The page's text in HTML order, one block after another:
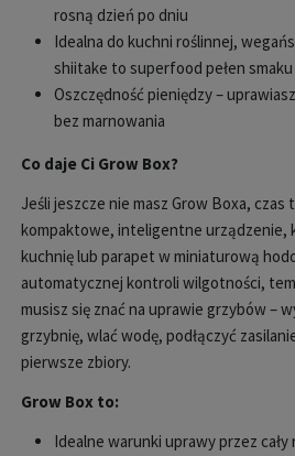
rosną dzień po dniu
Idealna do kuchni roślinnej,
shiitake to superfood pełen
Oszczędność pieniędzy –
bez marnowania
Co daje Ci Grow Box?
Jeśli jeszcze nie masz Grow Boxa, czas
kompaktowe, inteligentne urządzenie,
kuchnię lub parapet w miniaturową
automatycznej kontroli wilgotności,
musisz się znać na uprawie grzybów –
grzybnię, wlać wodę, podłączyć
pierwsze zbiory.
Grow Box to:
Idealne warunki uprawy przez cały